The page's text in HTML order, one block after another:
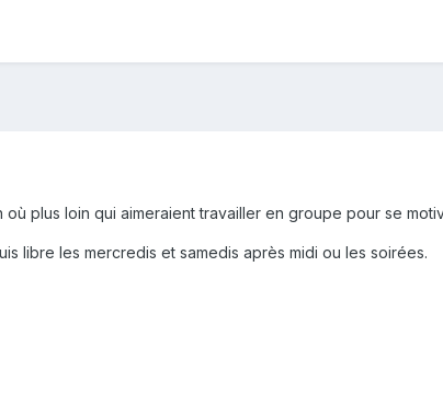
plus loin qui aimeraient travailler en groupe pour se
libre les mercredis et samedis après midi ou les soirées.